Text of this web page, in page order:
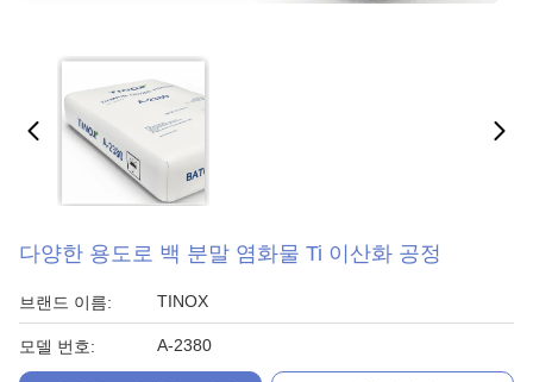
다양한 용도로 백 분말 염화물 Ti 이산화 공정
브랜드 이름: TINOX
모델 번호: A-2380